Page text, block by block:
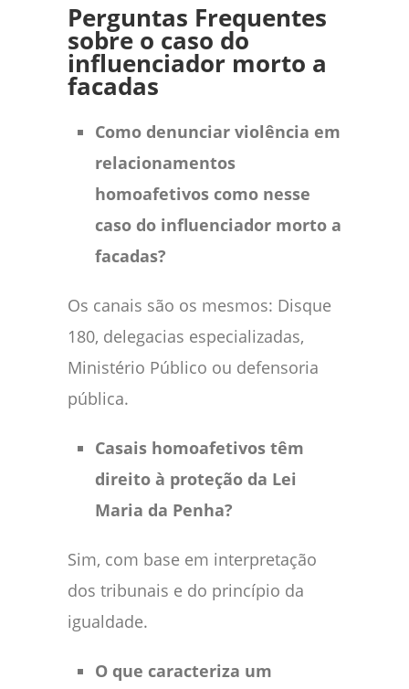
Perguntas Frequentes
sobre o caso do
influenciador morto a
facadas
Como denunciar violência em
relacionamentos
homoafetivos como nesse
caso do influenciador morto a
facadas?
Os canais são os mesmos: Disque
180, delegacias especializadas,
Ministério Público ou defensoria
pública.
Casais homoafetivos têm
direito à proteção da Lei
Maria da Penha?
Sim, com base em interpretação
dos tribunais e do princípio da
igualdade.
O que caracteriza um